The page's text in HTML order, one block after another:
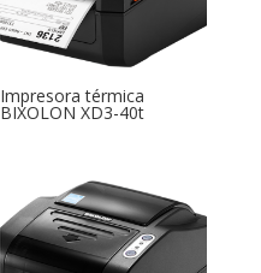
Impresora térmica
BIXOLON XD3-40t